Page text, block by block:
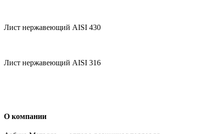
Лист нержавеющий AISI 430
Лист нержавеющий AISI 316
О компании